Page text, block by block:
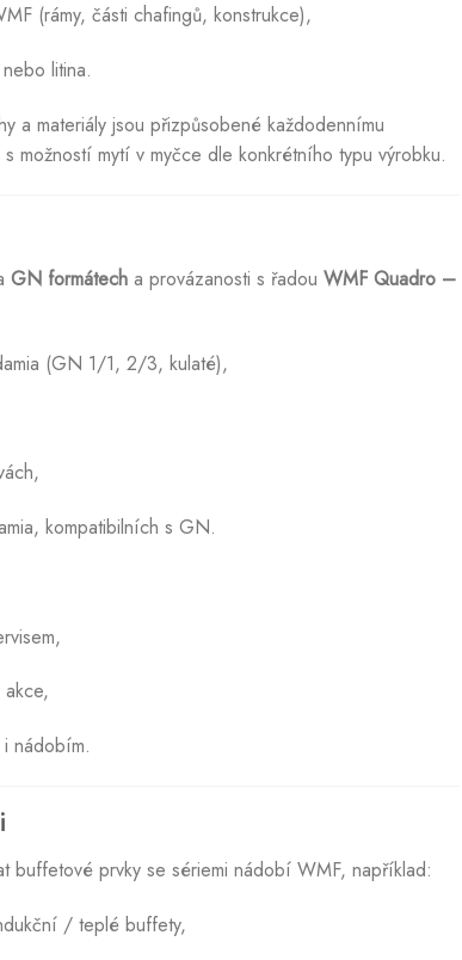
(rámy, části chafingů, konstrukce),
litina.
a materiály jsou přizpůsobené každodennímu
mytí v myčce dle konkrétního typu výrobku.
GN formátech a provázanosti s řadou WMF Quadro –
(GN 1/1, 2/3, kulaté),
kompatibilních s GN.
nádobím.
buffetové prvky se sériemi nádobí WMF, například:
/ teplé buffety,